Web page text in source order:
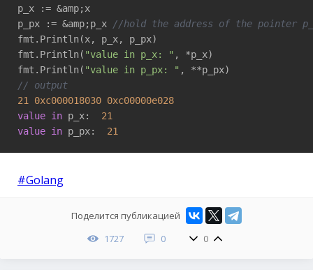
p_x := &amp;x
p_px := &amp;p_x
//hold the address of the pointer
fmt.Println(x, p_x, p_px)
fmt.Println( "value in p_x: " , *p_x)
fmt.Println( "value in p_px: "
// output
21
0xc000018030 0xc00000e028
value in p_x: 21
value in p_px: 21
#Golang
Поделится публикацией
1727
0 0